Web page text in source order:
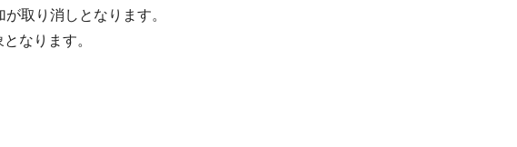
取り消しとなります。
なります。